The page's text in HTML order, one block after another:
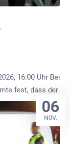
16:00 Uhr Bei
fest, dass der
06
NOV.